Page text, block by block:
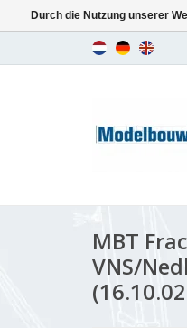
MBT
VNS/
Durch die Nutzung unserer